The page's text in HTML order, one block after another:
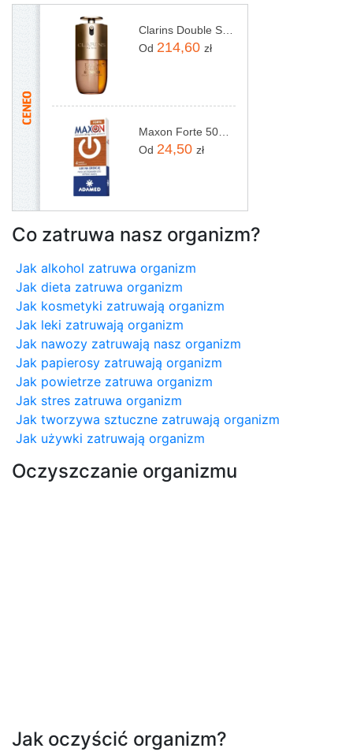
Clarins Double Serum Foundation Podkłady 30Ml M1C
Od 214,60 zł
Maxon Forte 50mg 4tabl.
Od 24,50 zł
Co zatruwa nasz organizm?
Jak alkohol zatruwa organizm
Jak dieta zatruwa organizm
Jak kosmetyki zatruwają organizm
Jak leki zatruwają organizm
Jak nawozy zatruwają nasz organizm
Jak papierosy zatruwają organizm
Jak powietrze zatruwa organizm
Jak stres zatruwa organizm
Jak tworzywa sztuczne zatruwają organizm
Jak używki zatruwają organizm
Oczyszczanie organizmu
Jak oczyścić organizm?